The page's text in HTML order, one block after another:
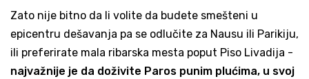
Zato nije bitno da li volite da budete smešteni u
epicentru dešavanja pa se odlučite za Nausu ili Parikiju,
ili preferirate mala ribarska mesta poput Piso Livadija -
najvažnije je da doživite Paros punim plućima, u svoj